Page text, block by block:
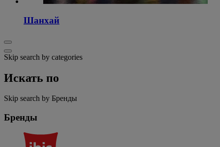
Шанхай
Skip search by categories
Искать по
Skip search by Бренды
Бренды